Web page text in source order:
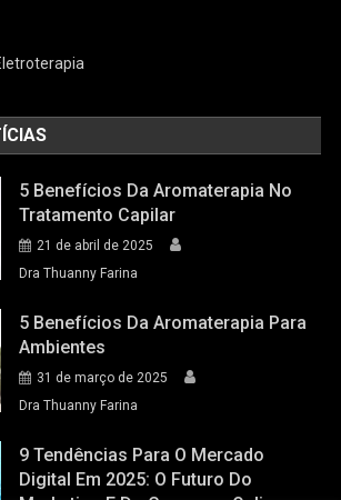
5 Benefícios Da Aromaterapia No
Tratamento Capilar
21 de abril de 2025
Dra Thuanny Farina
5 Benefícios Da Aromaterapia Para
Ambientes
31 de março de 2025
Dra Thuanny Farina
9 Tendências Para O Mercado
Digital Em 2025: O Futuro Do